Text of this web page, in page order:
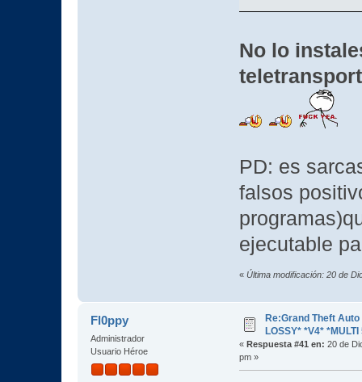
No lo
PD: es
falsos
ejecutable
« Última modificación: 20 de
Fl0ppy
Administrador
Usuario Héroe
Re:Grand Theft
LOSSY* *V4*
« Respuesta #41 en: 20 de
pm »